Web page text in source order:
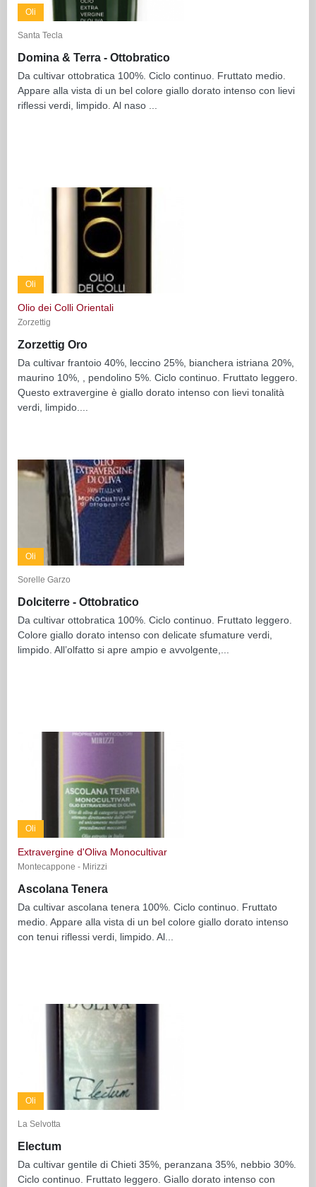
Oli
Santa Tecla
Domina & Terra - Ottobratico
Da cultivar ottobratica 100%. Ciclo continuo. Fruttato medio.
Appare alla vista di un bel colore giallo dorato intenso con lievi
riflessi verdi, limpido. Al naso ...
Oli
Olio dei Colli Orientali
Zorzettig
Zorzettig Oro
Da cultivar frantoio 40%, leccino 25%, bianchera istriana 20%,
maurino 10%, , pendolino 5%. Ciclo continuo. Fruttato leggero.
Questo extravergine è giallo dorato intenso con lievi tonalità
verdi, limpido....
Oli
Sorelle Garzo
Dolciterre - Ottobratico
Da cultivar ottobratica 100%. Ciclo continuo. Fruttato leggero.
Colore giallo dorato intenso con delicate sfumature verdi,
limpido. All’olfatto si apre ampio e avvolgente,...
Oli
Extravergine d'Oliva Monocultivar
Montecappone - Mirizzi
Ascolana Tenera
Da cultivar ascolana tenera 100%. Ciclo continuo. Fruttato
medio. Appare alla vista di un bel colore giallo dorato intenso
con tenui riflessi verdi, limpido. Al...
Oli
La Selvotta
Electum
Da cultivar gentile di Chieti 35%, peranzana 35%, nebbio 30%.
Ciclo continuo. Fruttato leggero. Giallo dorato intenso con